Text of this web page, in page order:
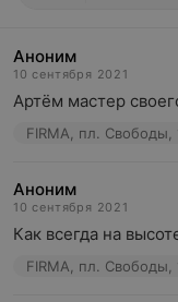
Аноним
10 сентября 2021
Артём мастер
FIRMA, пл. Свободы,
Аноним
10 сентября 2021
Как всегда на
FIRMA, пл. Свободы,